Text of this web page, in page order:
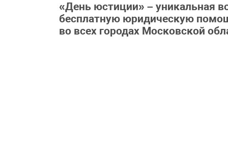
«День юстиции» – уникальная
бесплатную юридическую
во всех городах Московской